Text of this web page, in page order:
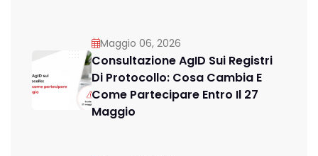
Maggio 06, 2026
Consultazione AgID Sui Registri
Di Protocollo: Cosa Cambia E
Come Partecipare Entro Il 27
Maggio